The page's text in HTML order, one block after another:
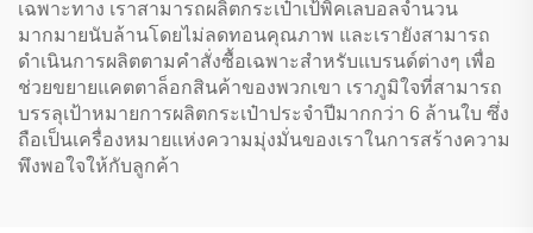
เฉพาะทาง เราสามารถผลิตกระเป๋าเป้พิคเลบอลจำนวน
มากมายนับล้านโดยไม่ลดทอนคุณภาพ และเรายังสามารถ
ดำเนินการผลิตตามคำสั่งซื้อเฉพาะสำหรับแบรนด์ต่างๆ เพื่อ
ช่วยขยายแคตตาล็อกสินค้าของพวกเขา เราภูมิใจที่สามารถ
บรรลุเป้าหมายการผลิตกระเป๋าประจำปีมากกว่า 6 ล้านใบ ซึ่ง
ถือเป็นเครื่องหมายแห่งความมุ่งมั่นของเราในการสร้างความ
พึงพอใจให้กับลูกค้า